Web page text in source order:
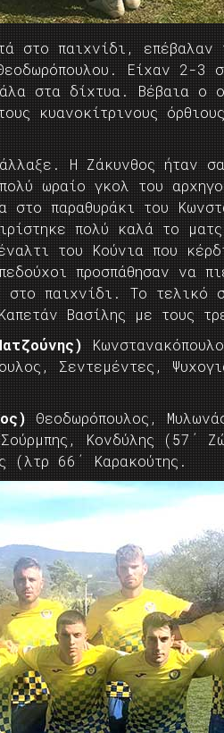
στο παιχνίδι,
Είχαν 2-3
στα δίχτυα. Βέβαια ο ο
κυανοκίτρινους
Η Ζάκυνθος ήταν
ωραίο γκολ του
στο παραθυράκι του
πολύ καλά το
του Κούνια που
προσπάθησαν να
στο παιχνίδι. Το τελικό
Βασίλης με τους
Σεντεμέντες,
Θεοδωρόπουλος,
Κονδύλης (57΄
(λτρ 66΄ Καρακούτης.